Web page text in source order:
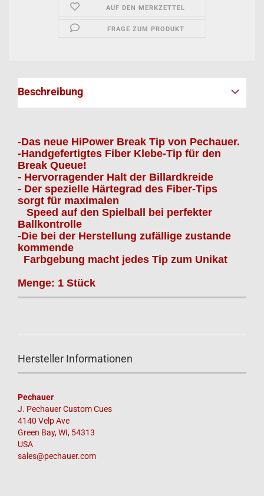
AUF DEN MERKZETTEL
FRAGE ZUM PRODUKT
Beschreibung
-Das neue HiPower Break Tip von Pechauer.
-Handgefertigtes Fiber Klebe-Tip für den
Break Queue!
- Hervorragender Halt der Billardkreide
- Der spezielle Härtegrad des Fiber-Tips
sorgt für maximalen
Speed auf den Spielball bei perfekter
Ballkontrolle
-Die bei der Herstellung zufällige zustande
kommende
Farbgebung macht jedes Tip zum Unikat
Menge: 1 Stück
Hersteller Informationen
Pechauer
J. Pechauer Custom Cues
4140 Velp Ave
Green Bay, WI, 54313
USA
sales@pechauer.com